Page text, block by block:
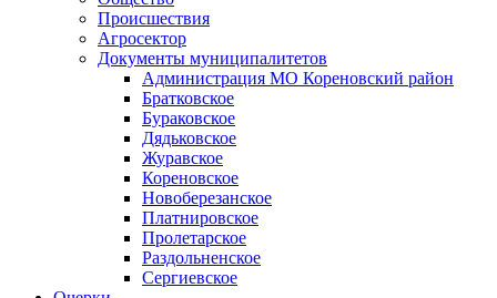
Происшествия
Агросектор
Документы муниципалитетов
Администрация МО Кореновский район
Братковское
Бураковское
Дядьковское
Журавское
Кореновское
Новоберезанское
Платнировское
Пролетарское
Раздольненское
Сергиевское